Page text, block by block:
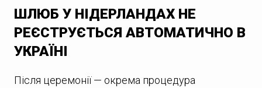
ШЛЮБ У НІДЕРЛАНДАХ НЕ
РЕЄСТРУЄТЬСЯ АВТОМАТИЧНО В
УКРАЇНІ
Після церемонії — окрема процедура